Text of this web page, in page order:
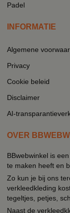
Padel
INFORMATIE
Algemene
Privacy
Cookie beleid
Disclaimer
AI-
OVER
BBwebwinkel is
te maken heeft en
Zo kun je bij ons
verkleedkleding
tegeltjes, petjes,
Naast de